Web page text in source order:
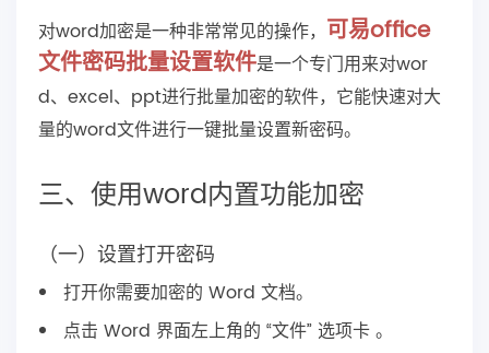
对word加密是一种非常常见的操作， 可易office
文件密码批量设置软件是一个专门用来对wor
d、excel、ppt进行批量加密的软件，它能快速对大
量的word文件进行一键批量设置新密码。
三、使用word内置功能加密
（一）设置打开密码
打开你需要加密的 Word 文档。
点击 Word 界面左上角的 “文件” 选项卡 。